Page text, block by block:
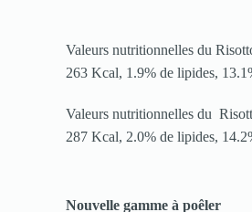
Valeurs nutritionnelles du
263 Kcal, 1.9% de lipides,
Valeurs nutritionnelles du
287 Kcal, 2.0% de lipides,
Nouvelle gamme à poêler